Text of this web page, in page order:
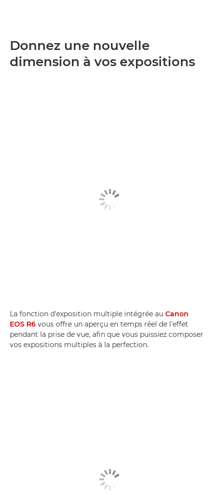
Donnez une nouvelle
dimension à vos expositions
La fonction d'exposition multiple intégrée au Canon
EOS R6 vous offre un aperçu en temps réel de l'effet
pendant la prise de vue, afin que vous puissiez composer
vos expositions multiples à la perfection.